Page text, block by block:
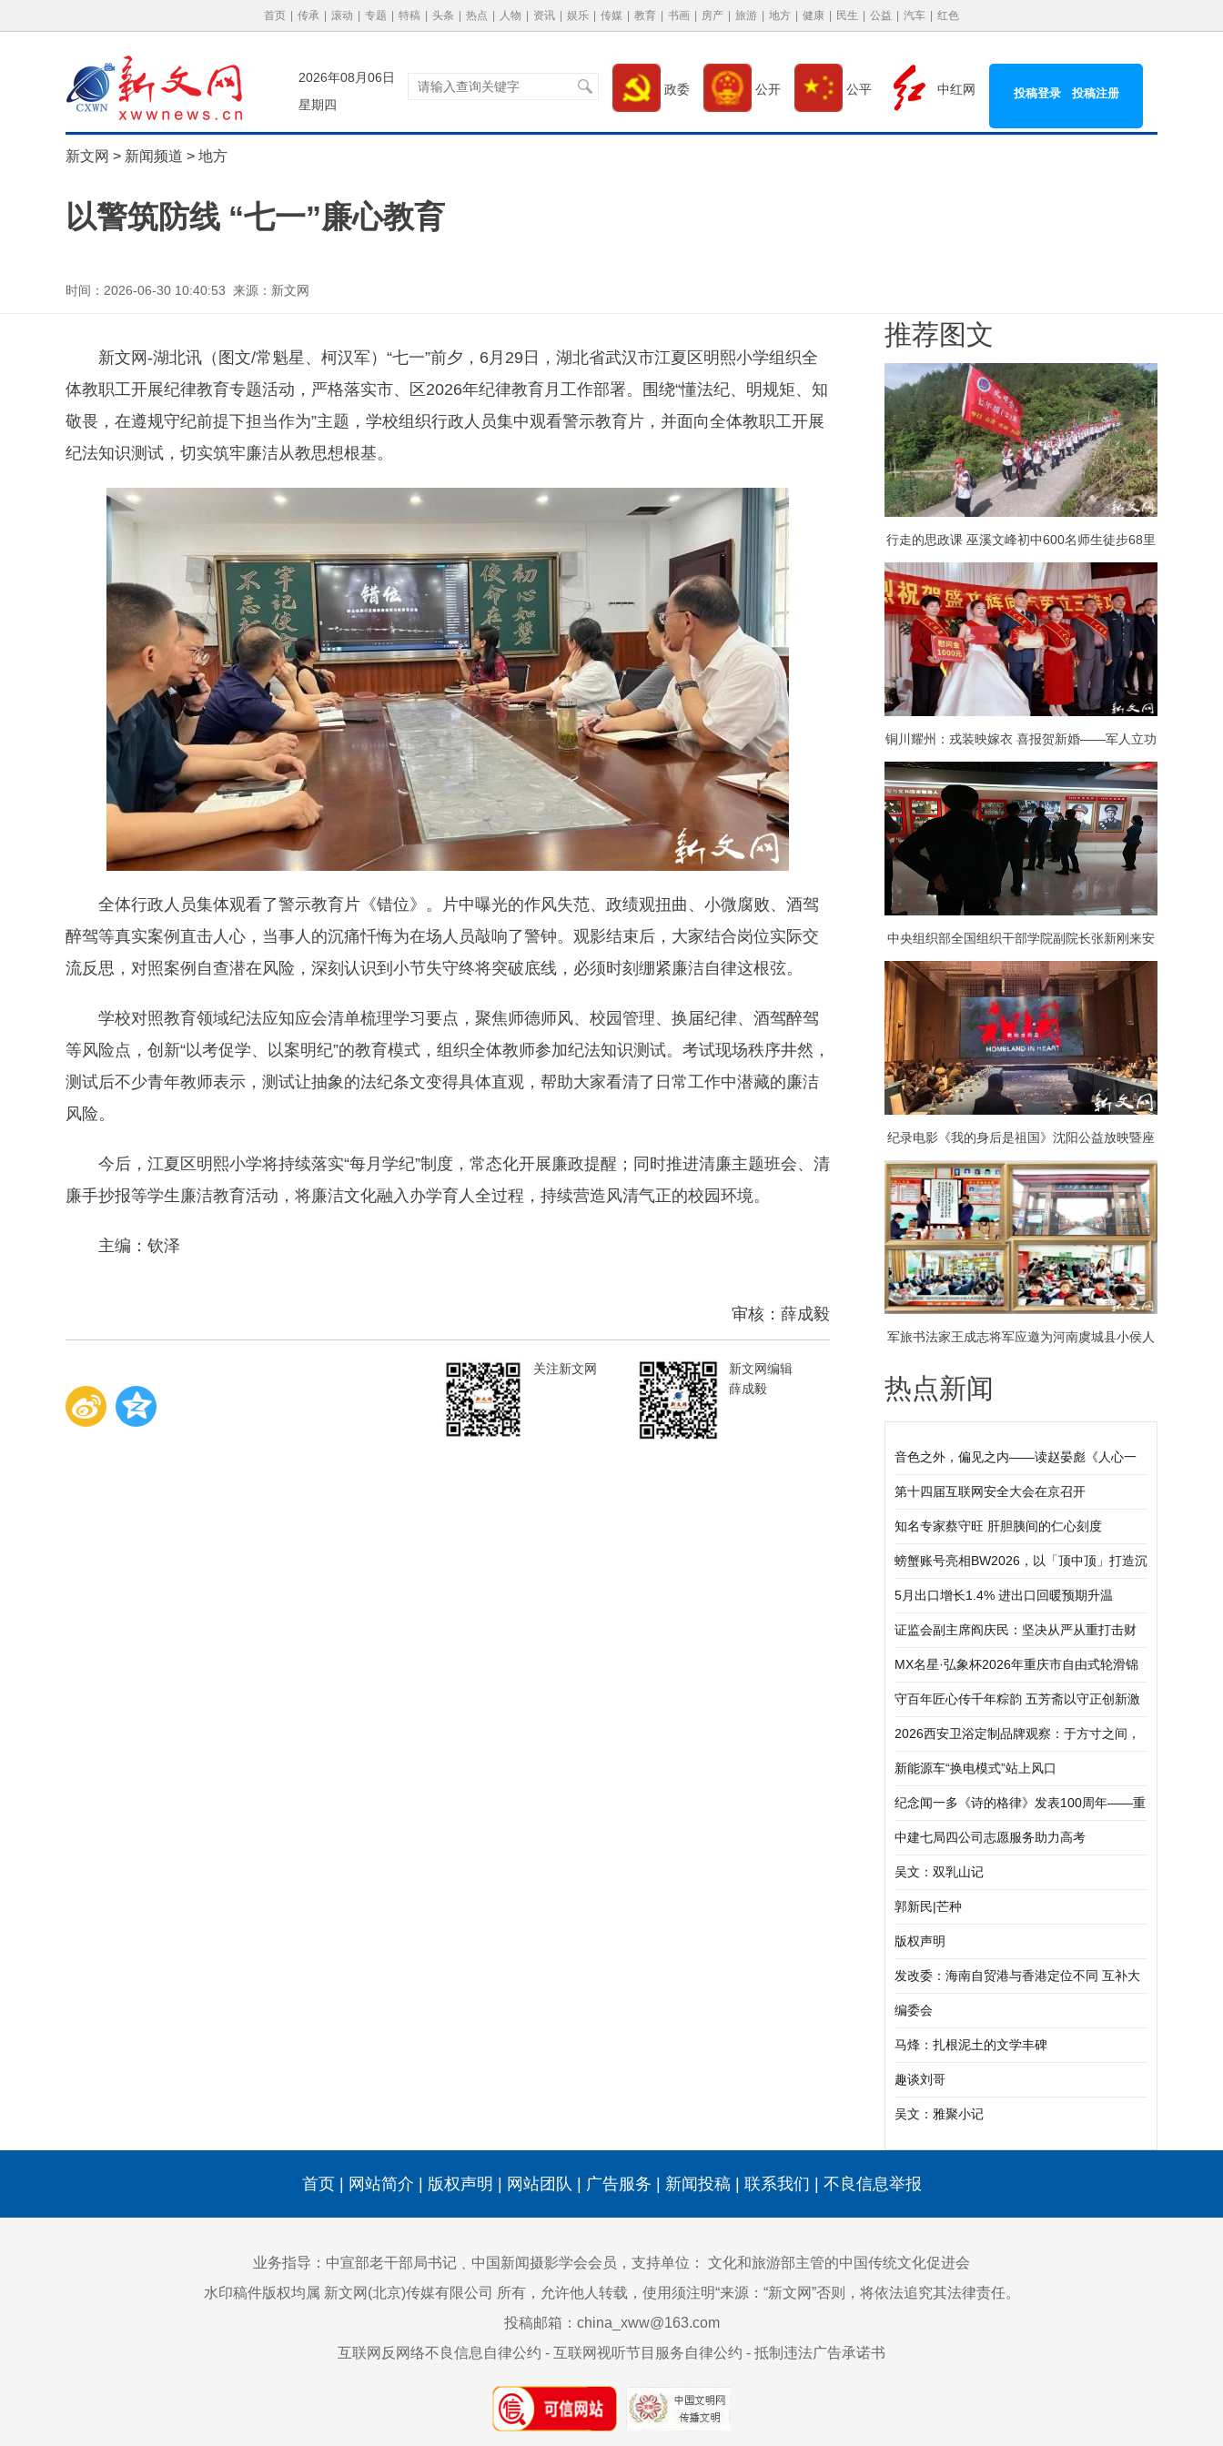
首页 传承 滚动 专题 特稿 头条 热点 人物 资讯 娱乐 传媒 教育 书画 房产 旅游 地方 健康 民生 公益 汽车 红色
2026年08月06日
星期四
政委 公开 公平 中红网 投稿登录 投稿注册
新文网 > 新闻频道 > 地方
以警筑防线 “七一”廉心教育
时间：2026-06-30 10:40:53 来源：新文网
新文网-湖北讯（图文/常魁星、柯汉军）“七一”前夕，6月29日，湖北省武汉市江夏区明熙小学组织全
体教职工开展纪律教育专题活动，严格落实市、区2026年纪律教育月工作部署。围绕“懂法纪、明规矩、知
敬畏，在遵规守纪前提下担当作为”主题，学校组织行政人员集中观看警示教育片，并面向全体教职工开展
纪法知识测试，切实筑牢廉洁从教思想根基。
全体行政人员集体观看了警示教育片《错位》。片中曝光的作风失范、政绩观扭曲、小微腐败、酒驾
醉驾等真实案例直击人心，当事人的沉痛忏悔为在场人员敲响了警钟。观影结束后，大家结合岗位实际交
流反思，对照案例自查潜在风险，深刻认识到小节失守终将突破底线，必须时刻绷紧廉洁自律这根弦。
学校对照教育领域纪法应知应会清单梳理学习要点，聚焦师德师风、校园管理、换届纪律、酒驾醉驾
等风险点，创新“以考促学、以案明纪”的教育模式，组织全体教师参加纪法知识测试。考试现场秩序井然，
测试后不少青年教师表示，测试让抽象的法纪条文变得具体直观，帮助大家看清了日常工作中潜藏的廉洁
风险。
今后，江夏区明熙小学将持续落实“每月学纪”制度，常态化开展廉政提醒；同时推进清廉主题班会、清
廉手抄报等学生廉洁教育活动，将廉洁文化融入办学育人全过程，持续营造风清气正的校园环境。
主编：钦泽
审核：薛成毅
关注新文网
新文网编辑
薛成毅
推荐图文
行走的思政课 巫溪文峰初中600名师生徒步68里
追寻红色足迹
铜川耀州：戎装映嫁衣 喜报贺新婚——军人立功
喜报与婚礼撞出“最美同框”
中央组织部全国组织干部学院副院长张新刚来安
徽金寨干部学院考察调研
纪录电影《我的身后是祖国》沈阳公益放映暨座
谈活动举行
军旅书法家王成志将军应邀为河南虞城县小侯人
民日报希望小学捐赠书法作品毛泽东《清平乐·会
热点新闻
音色之外，偏见之内——读赵晏彪《人心一
叶障》有感
第十四届互联网安全大会在京召开
知名专家蔡守旺 肝胆胰间的仁心刻度
螃蟹账号亮相BW2026，以「顶中顶」打造沉
浸式玩家互动体验
5月出口增长1.4% 进出口回暖预期升温
证监会副主席阎庆民：坚决从严从重打击财
务造假
MX名星·弘象杯2026年重庆市自由式轮滑锦
标赛暨“弘象杯”重庆市轮滑公开赛（铜梁站）
圆满落幕
守百年匠心传千年粽韵 五芳斋以守正创新激
活端午非遗新活力
2026西安卫浴定制品牌观察：于方寸之间，
觅得生活质感
新能源车“换电模式”站上风口
纪念闻一多《诗的格律》发表100周年——重
庆市诗词学会格律体新诗研究所举行新诗格
律建设践行研讨会
中建七局四公司志愿服务助力高考
吴文：双乳山记
郭新民|芒种
版权声明
发改委：海南自贸港与香港定位不同 互补大
于竞争
编委会
马烽：扎根泥土的文学丰碑
趣谈刘哥
吴文：雅聚小记
首页 网站简介 版权声明 网站团队 广告服务 新闻投稿 联系我们 不良信息举报
业务指导：中宣部老干部局书记﹑中国新闻摄影学会会员，支持单位： 文化和旅游部主管的中国传统文化促进会
水印稿件版权均属 新文网(北京)传媒有限公司 所有，允许他人转载，使用须注明“来源：“新文网”否则，将依法追究其法律责任。
投稿邮箱：china_xww@163.com
互联网反网络不良信息自律公约 - 互联网视听节目服务自律公约 - 抵制违法广告承诺书